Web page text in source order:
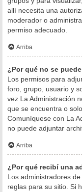
allí necesita una
moderador o
permiso adecuado.
Arriba
¿Por qué no se
Los permisos para
foro, grupo, usuario y
vez La Administración
que se encuentra o
Comuníquese con La
no puede adjuntar
Arriba
¿Por qué recibí una
Los administradores
reglas para su sitio. Si